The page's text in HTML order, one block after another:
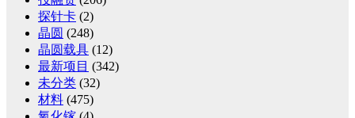
探针卡 (2)
晶圆 (248)
晶圆载具 (12)
最新项目 (342)
未分类 (32)
材料 (475)